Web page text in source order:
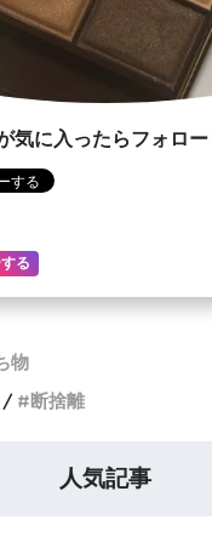
気に入ったらフォロー
る
物
断捨離
人気記事